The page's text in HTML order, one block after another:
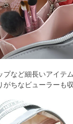
プなど細長いアイテ
ちなビューラーも